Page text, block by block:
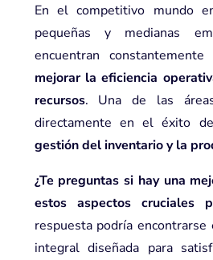
En el competitivo mundo
pequeñas y medianas
encuentran
mejorar la eficiencia
recursos. Una de las
directamente en el éxito
gestión del inventario y la
¿Te preguntas si hay una
estos aspectos cruciales
respuesta podría
integral diseñada para